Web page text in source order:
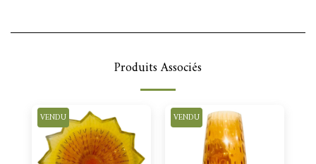
Produits Associés
VENDU VENDU